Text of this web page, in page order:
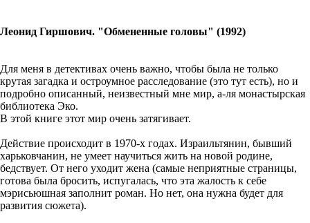
Леонид Гиршович. "Обмененные головы" (1992)
Для меня в детективах очень важно, чтобы была не только
крутая загадка и остроумное расследование (это тут есть), но и
подробно описанный, неизвестный мне мир, а-ля монастырская
библиотека Эко.
В этой книге этот мир очень затягивает.
Действие происходит в 1970-х годах. Израильтянин, бывший
харьковчанин, не умеет научиться жить на новой родине,
бедствует. От него уходит жена (самые неприятные страницы,
готова была бросить, испугалась, что эта жалость к себе
мэрисьюшная заполнит роман. Но нет, она нужна будет для
развития сюжета).